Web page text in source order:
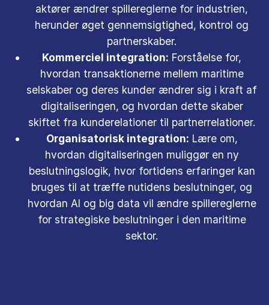
aktører ændrer spillereglerne for industrien,
herunder øget gennemsigtighed, kontrol og
partnerskaber.
Kommerciel integration: Forståelse for,
hvordan transaktionerne mellem maritime
selskaber og deres kunder ændrer sig i kraft af
digitaliseringen, og hvordan dette skaber
skiftet fra kunderelationer til partnerrelationer.
Organisatorisk integration: Lære om,
hvordan digitaliseringen muliggør en ny
beslutningslogik, hvor fortidens erfaringer kan
bruges til at træffe nutidens beslutninger, og
hvordan AI og big data vil ændre spillereglerne
for strategiske beslutninger i den maritime
sektor.